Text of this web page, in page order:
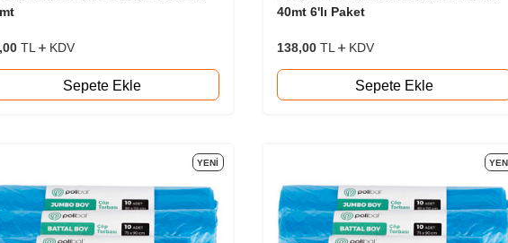
TL KDV
Sepete Ekle
40mt 6'lı Paket
138,00TL KDV
Sepete Ekle
YENI YENI